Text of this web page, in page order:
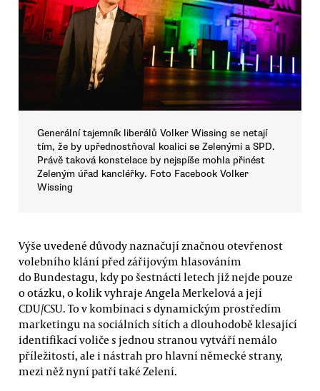
Generální tajemník liberálů Volker Wissing se netají
tím, že by upřednostňoval koalici se Zelenými a SPD.
Právě taková konstelace by nejspíše mohla přinést
Zeleným úřad kancléřky. Foto Facebook Volker
Wissing
Výše uvedené důvody naznačují značnou otevřenost
volebního klání před zářijovým hlasováním
do Bundestagu, kdy po šestnácti letech již nejde pouze
o otázku, o kolik vyhraje Angela Merkelová a její
CDU/CSU. To v kombinaci s dynamickým prostředím
marketingu na sociálních sítích a dlouhodobě klesající
identifikací voliče s jednou stranou vytváří nemálo
příležitostí, ale i nástrah pro hlavní německé strany,
mezi něž nyní patří také Zelení.